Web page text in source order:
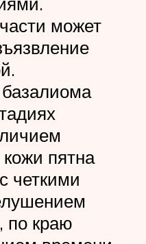
может
пятна
четкими
по краю